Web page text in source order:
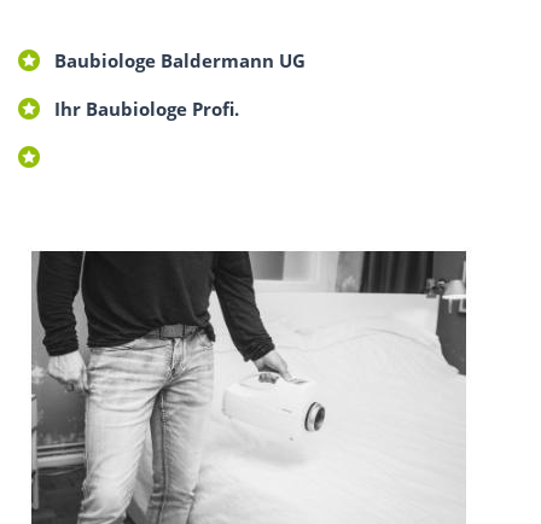
Baubiologe Baldermann UG
Ihr Baubiologe Profi.